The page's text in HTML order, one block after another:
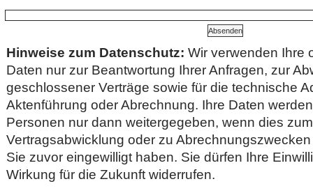
Hinweise zum Datenschutz: Wir verwenden Ihre
Daten nur zur Beantwortung Ihrer Anfragen, zur
geschlossener Verträge sowie für die technische
Aktenführung oder Abrechnung. Ihre Daten
Personen nur dann weitergegeben, wenn dies
Vertragsabwicklung oder zu
Sie zuvor eingewilligt haben. Sie dürfen Ihre
Wirkung für die Zukunft widerrufen.